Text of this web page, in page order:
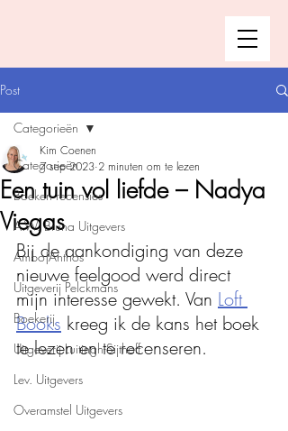
Post
Categorieën
Boeken recensies
A.W. Bruna Uitgevers
Ambo|Anthos
Uitgeverij Pelckmans
Boekerij
Uitgeverij Luitingh-Sijthoff
Lev. Uitgevers
Overamstel Uitgevers
Categorieën
Een tuin vol liefde – Nadya
Viegas
Kim Coenen
7 sep 2023 2 minuten om te lezen
Bij de aankondiging van deze
nieuwe feelgood werd direct
mijn interesse gewekt. Van Loft
Books kreeg ik de kans het boek
te lezen en te recenseren.